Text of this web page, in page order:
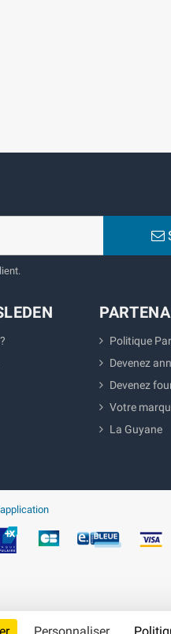
Politique
Devenez
Devenez
Votre
La Guyane